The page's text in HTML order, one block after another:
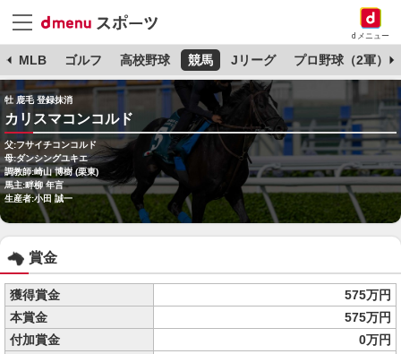
dメニュー
MLB ゴルフ 高校野球 競馬 Jリーグ プロ野球（2軍）
牡 鹿毛 登録抹消
カリスマコンコルド
父:フサイチコンコルド
母:ダンシングユキエ
調教師:崎山 博樹 (栗東)
馬主:畔柳 年言
生産者:小田 誠一
賞金
獲得賞金
575万円
本賞金
575万円
付加賞金
0万円